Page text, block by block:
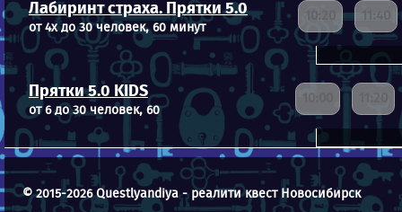
Лабиринт страха. Прятки 5.0
от 4х до 30 человек, 60 минут
10:20 11:40
Прятки 5.0 KIDS
от 6 до 30 человек, 60
10:00 11:20
© 2015-2026 Questlyandiya - реалити квест Новосибирск